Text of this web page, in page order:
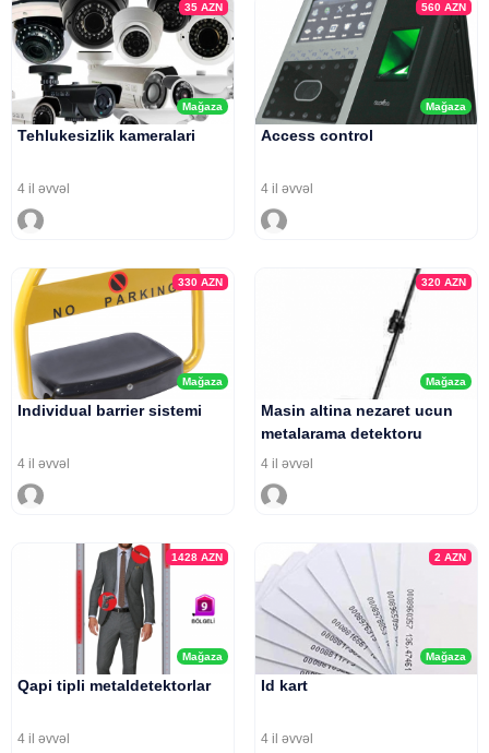
Mağaza
35AZN
Tehlukesizlik kameralari
4 il əvvəl
Mağaza
560 AZN
Access control
4 il əvvəl
Mağaza
330AZN
Individual barrier sistemi
4 il əvvəl
Mağaza
320 AZN
Masin altina nezaret ucun
metalarama detektoru
4 il əvvəl
Mağaza
1428AZN
Qapi tipli metaldetektorlar
4 il əvvəl
Mağaza
2 AZN
Id kart
4 il əvvəl